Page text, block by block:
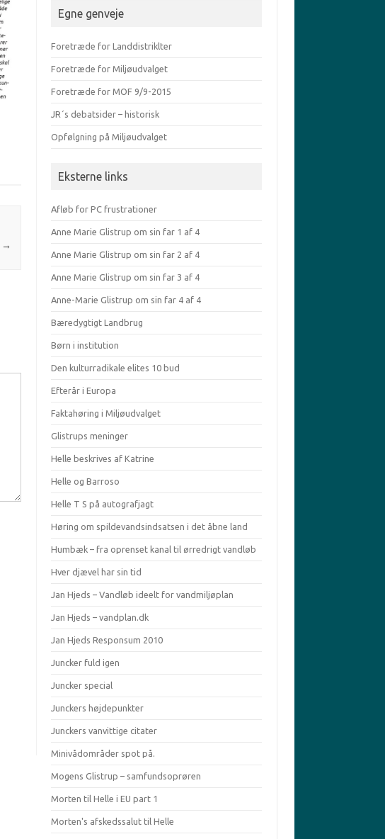
→
Egne genveje
Foretræde for Landdistriklter
Foretræde for Miljøudvalget
Foretræde for MOF 9/9-2015
JR´s debatsider – historisk
Opfølgning på Miljøudvalget
Eksterne links
Afløb for PC frustrationer
Anne Marie Glistrup om sin far 1 af 4
Anne Marie Glistrup om sin far 2 af 4
Anne Marie Glistrup om sin far 3 af 4
Anne-Marie Glistrup om sin far 4 af 4
Bæredygtigt Landbrug
Børn i institution
Den kulturradikale elites 10 bud
Efterår i Europa
Faktahøring i Miljøudvalget
Glistrups meninger
Helle beskrives af Katrine
Helle og Barroso
Helle T S på autografjagt
Høring om spildevandsindsatsen i det åbne land
Humbæk – fra oprenset kanal til ørredrigt vandløb
Hver djævel har sin tid
Jan Hjeds – Vandløb ideelt for vandmiljøplan
Jan Hjeds – vandplan.dk
Jan Hjeds Responsum 2010
Juncker fuld igen
Juncker special
Junckers højdepunkter
Junckers vanvittige citater
Minivådområder spot på.
Mogens Glistrup – samfundsoprøren
Morten til Helle i EU part 1
Morten's afskedssalut til Helle